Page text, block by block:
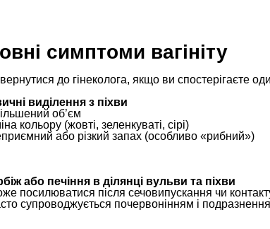
симптоми вагініту
до гінеколога, якщо ви спостерігаєте
виділення з піхви
об’єм
кольору (жовті, зеленкуваті, сірі)
або різкий запах (особливо «рибний»)
або печіння в ділянці вульви та піхви
посилюватися після сечовипускання чи
супроводжується почервонінням і